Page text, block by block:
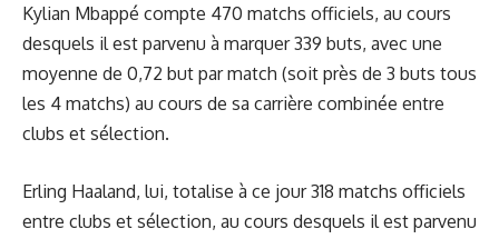
Kylian Mbappé compte 470 matchs officiels, au cours
desquels il est parvenu à marquer 339 buts, avec une
moyenne de 0,72 but par match (soit près de 3 buts tous
les 4 matchs) au cours de sa carrière combinée entre
clubs et sélection.
Erling Haaland, lui, totalise à ce jour 318 matchs officiels
entre clubs et sélection, au cours desquels il est parvenu